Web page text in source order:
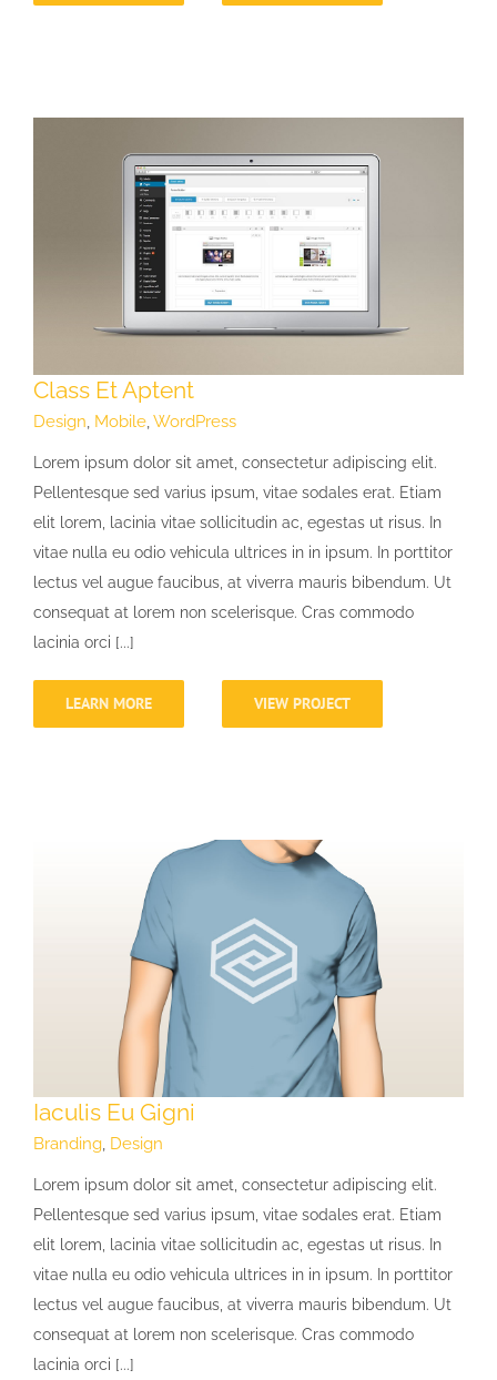
Class Et Aptent
Design, Mobile,WordPress
Lorem ipsum dolor sit amet, consectetur adipiscing elit.
Pellentesque sed varius ipsum, vitae sodales erat. Etiam
elit lorem, lacinia vitae sollicitudin ac, egestas ut risus. In
vitae nulla eu odio vehicula ultrices in in ipsum. In porttitor
lectus vel augue faucibus, at viverra mauris bibendum. Ut
consequat at lorem non scelerisque. Cras commodo
lacinia orci [...]
LEARN MORE VIEW PROJECT
Iaculis Eu Gigni
Branding, Design
Lorem ipsum dolor sit amet, consectetur adipiscing elit.
Pellentesque sed varius ipsum, vitae sodales erat. Etiam
elit lorem, lacinia vitae sollicitudin ac, egestas ut risus. In
vitae nulla eu odio vehicula ultrices in in ipsum. In porttitor
lectus vel augue faucibus, at viverra mauris bibendum. Ut
consequat at lorem non scelerisque. Cras commodo
lacinia orci [...]